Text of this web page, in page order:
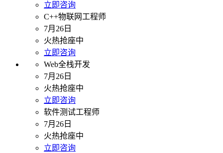
立即咨询
C++物联网工程师
7月26日
火热抢座中
立即咨询
Web全栈开发
7月26日
火热抢座中
立即咨询
软件测试工程师
7月26日
火热抢座中
立即咨询